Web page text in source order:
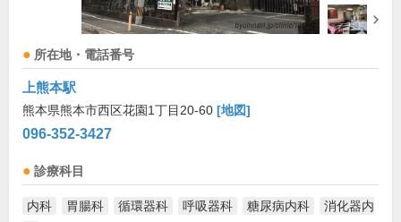
所在地・電話番号
上熊本駅
熊本県熊本市西区花園1丁目20-60 [地図]
096-352-3427
診療科目
内科 胃腸科 循環器科 呼吸器科 糖尿病内科
消化器内